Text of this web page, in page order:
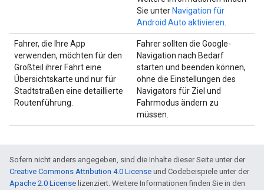
Sie unter Navigation für
Android Auto aktivieren
Fahrer, die Ihre App
verwenden, möchten für den
Großteil ihrer Fahrt eine
Übersichtskarte und nur für
Stadtstraßen eine detaillierte
Routenführung.
Fahrer sollten die Google-
Navigation nach Bedarf
starten und beenden können,
ohne die Einstellungen des
Navigators für Ziel und
Fahrmodus ändern zu
müssen.
Sofern nicht anders angegeben, sind die Inhalte dieser Seite unter der
Creative Commons Attribution 4.0 License und Codebeispiele unter der
Apache 2.0 License lizenziert. Weitere Informationen finden Sie in den